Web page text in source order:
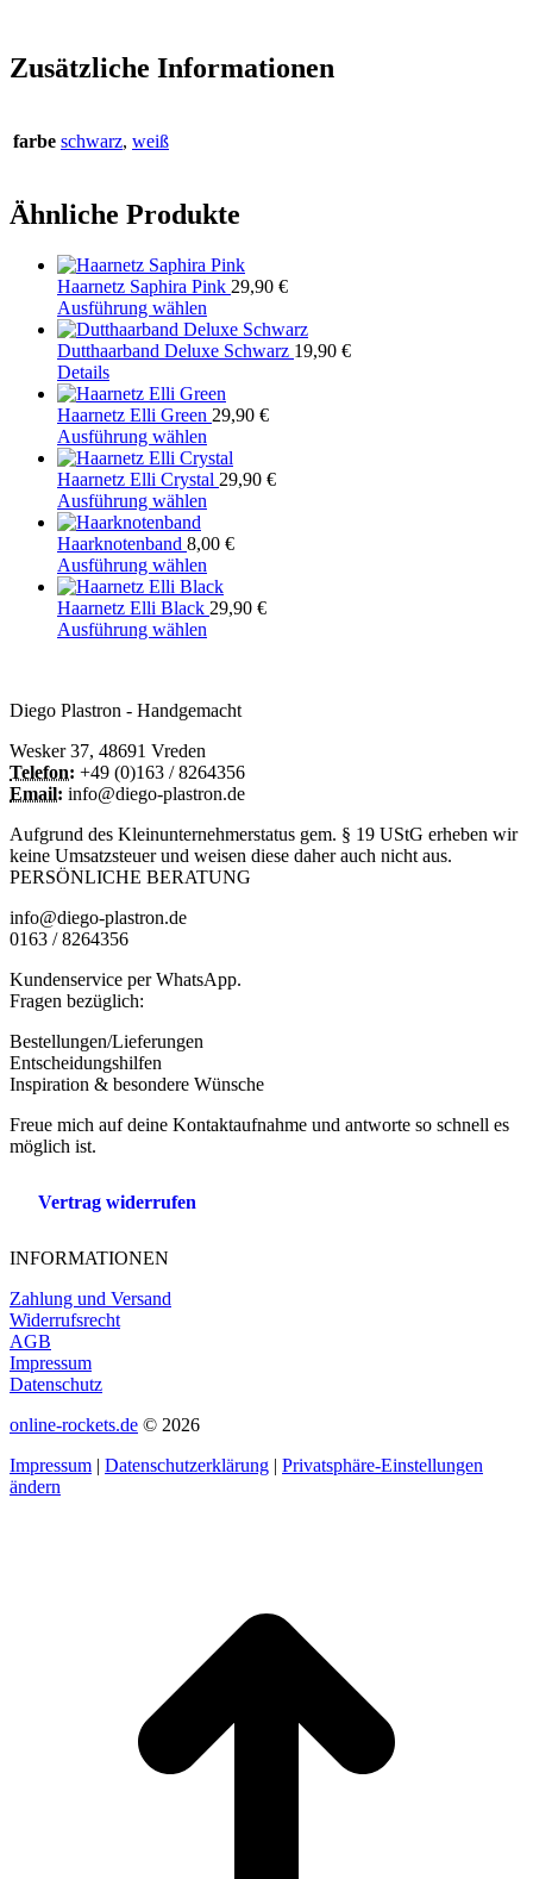
Zusätzliche Informationen
farbe schwarz, weiß
Ähnliche Produkte
Haarnetz Saphira Pink 29,90 €
Ausführung wählen
Produkt
weist
Varianten
auf.
Optionen
können
Produktseite
werden
Dutthaarband Deluxe Schwarz 19,90 €
DetailsDieses
Produkt
weist
mehrere
Varianten
auf.
Die
Optionen
können
auf
der
Produktseite
gewählt
Haarnetz Elli Green 29,90 €
Ausführung wählen
Produkt
weist
auf.
Optionen
können
werden
Haarnetz Elli Crystal 29,90 €
Ausführung wählen
weist
Varianten
auf.
der
werden
Haarknotenband 8,00 €
Ausführung wählen
Produkt
weist
Optionen
der
Produktseite
werden
Haarnetz Elli Black 29,90 €
Ausführung wählen
Varianten
Optionen
können
der
Produktseite
gewählt
Diego Plastron - Handgemacht
Wesker 37, 48691 Vreden
Telefon: +49 (0)163 / 8264356
Email: info@diego-plastron.de
Aufgrund des Kleinunternehmerstatus gem. § 19 UStG erheben wir
keine Umsatzsteuer und weisen diese daher auch nicht aus.
PERSÖNLICHE BERATUNG
info@diego-plastron.de
0163 / 8264356
Kundenservice per WhatsApp.
Fragen bezüglich:
Bestellungen/Lieferungen
Entscheidungshilfen
Inspiration & besondere Wünsche
Freue mich auf deine Kontaktaufnahme und antworte so schnell es
möglich ist.
Vertrag widerrufen
INFORMATIONEN
Zahlung und Versand
Widerrufsrecht
AGB
Impressum
Datenschutz
online-rockets.de © 2026
Impressum | Datenschutzerklärung | Privatsphäre-Einstellungen
ändern